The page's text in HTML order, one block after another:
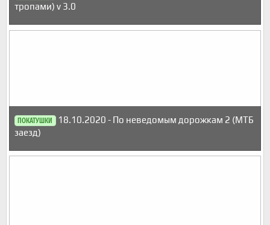
тропами) v 3.0
ПОКАТУШКИ 18.10.2020 - По неведомым дорожкам 2 (МТБ
заезд)